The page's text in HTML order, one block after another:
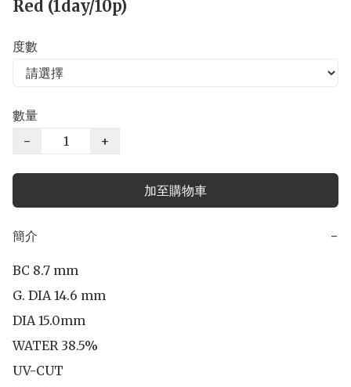
Red (1day/10p)
度數
數量
−
+
加至購物車
簡介 −
BC 8.7 mm
G. DIA 14.6 mm
DIA 15.0mm
WATER 38.5%
UV-CUT